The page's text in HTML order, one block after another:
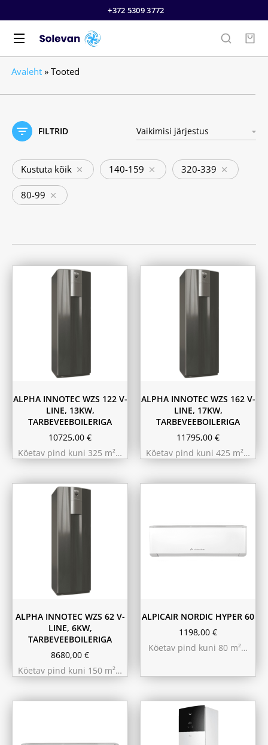
+372 5309 3772
Avaleht » Tooted
FILTRID
Kustuta kõik 140-159 320-339
80-99
ALPHA INNOTEC WZS 122 V-
LINE, 13KW,
TARBEVEEBOILERIGA
10725,00 €
Köetav pind kuni 325 m²…
ALPHA INNOTEC WZS 162 V-
LINE, 17KW,
TARBEVEEBOILERIGA
11795,00 €
Köetav pind kuni 425 m²…
ALPHA INNOTEC WZS 62 V-
LINE, 6KW,
TARBEVEEBOILERIGA
8680,00 €
Köetav pind kuni 150 m²…
ALPICAIR NORDIC HYPER 60
1198,00 €
Köetav pind kuni 80 m²…